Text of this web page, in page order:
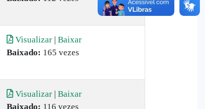
Visualizar | Baixar
Baixado: 165 vezes
Visualizar | Baixar
Baixado: 116 vezes